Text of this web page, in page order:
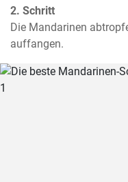
2. Schritt
Die Mandarinen
auffangen.